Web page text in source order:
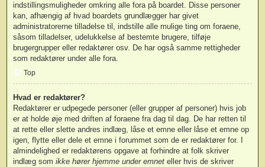
indstillingsmuligheder omkring alle fora på boardet. Disse personer
kan, afhængig af hvad boardets grundlægger har givet
administratorerne tilladelse til, indstille alle mulige ting om foraene,
såsom tilladelser, udelukkelse af bestemte brugere, tilføje
brugergrupper eller redaktører osv. De har også samme rettigheder
som redaktører under alle fora.
Top
Hvad er redaktører?
Redaktører er udpegede personer (eller grupper af personer) hvis job
er at holde øje med driften af foraene fra dag til dag. De har retten til
at rette eller slette andres indlæg, låse et emne eller låse et emne op
igen, flytte eller dele et emne i forummet som de er redaktører for. I
almindelighed er redaktørens opgave at forhindre at folk skriver
indlæg som ikke hører hjemme under emnet eller hvis de skriver